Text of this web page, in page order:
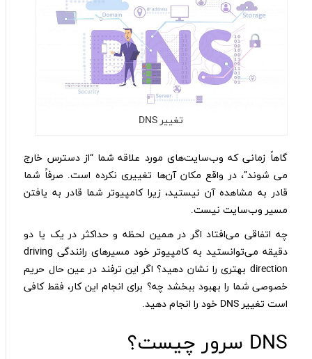
تغییر DNS
گاهاً زمانی که وب‌سایت‌های مورد علاقه شما “از دسترس خارج
می شوند”، در واقع مکان آن‌ها تغییری نکرده است. صرفاً شما
قادر به مشاهده آن نیستید، زیرا کامپیوتر شما قادر به یافتن
مسیر وب‌سایت نیست.
چه اتفاقی می‌افتاد اگر در همین لحظه و حداکثر در یک یا دو
دقیقه می‌توانستید به کامپیوتر خود مسیرهای رانندگی driving
direction بهتری را نشان دهید؟ اگر این ترفند در عین حال حریم
خصوصی شما را بهبود ببخشد چه؟ برای انجام این کار‌، فقط کافی
است تغییر DNS خود را انجام دهید.
DNS سرور چیست؟